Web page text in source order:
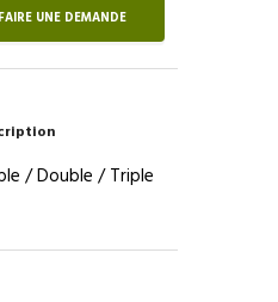
FAIRE UNE DEMANDE
/ Double / Triple